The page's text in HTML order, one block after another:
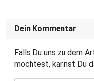
Dein Kommentar
Falls Du uns zu dem
möchtest, kannst Du